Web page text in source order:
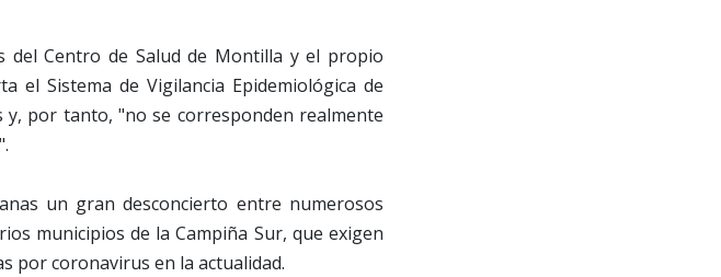
del Centro de Salud de Montilla y el propio
el Sistema de Vigilancia Epidemiológica de
por tanto, "no se corresponden realmente
un gran desconcierto entre numerosos
municipios de la Campiña Sur, que exigen
por coronavirus en la actualidad.